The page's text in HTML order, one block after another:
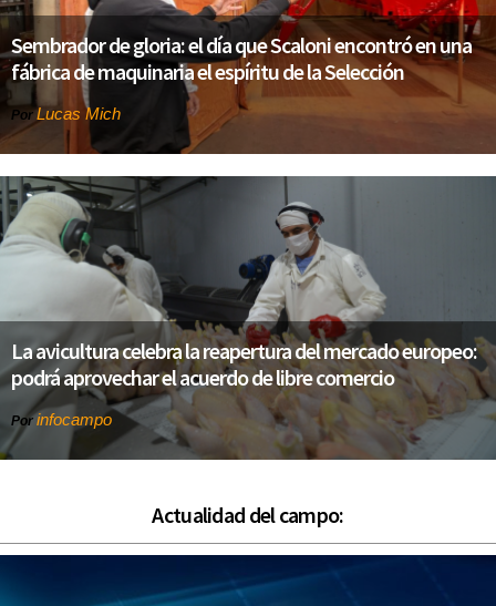
Sembrador de gloria: el día que Scaloni encontró en una
fábrica de maquinaria el espíritu de la Selección
Por Lucas Mich
La avicultura celebra la reapertura del mercado europeo:
podrá aprovechar el acuerdo de libre comercio
Por infocampo
Actualidad del campo: